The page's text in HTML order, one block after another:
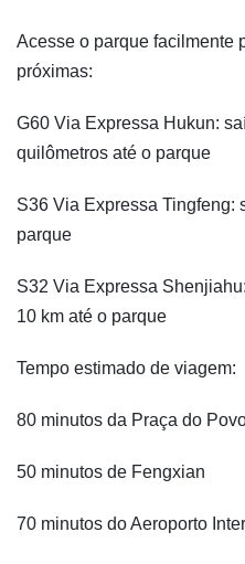
Acesse o parque facilmente
próximas:
G60 Via Expressa Hukun:
quilômetros até o parque
S36 Via Expressa Tingfeng:
parque
S32 Via Expressa
10 km até o parque
Tempo estimado de viagem:
80 minutos da Praça do
50 minutos de Fengxian
70 minutos do Aeroporto